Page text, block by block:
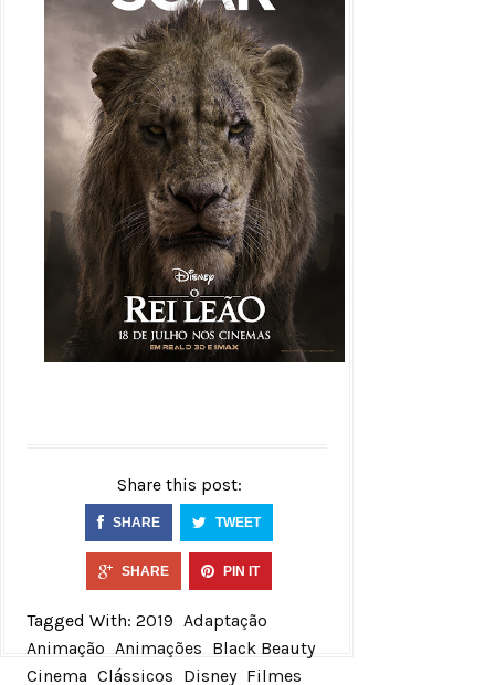
Share this post:
SHARE TWEET
SHARE PIN IT
Tagged With: 2019 Adaptação
Animação Animações Black Beauty
Cinema Clássicos Disney Filmes